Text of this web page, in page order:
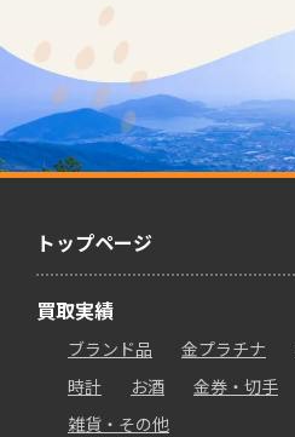
トップページ
買取実績
ブランド品 金プラチナ
時計
お酒 金券・切手
雑貨・その他